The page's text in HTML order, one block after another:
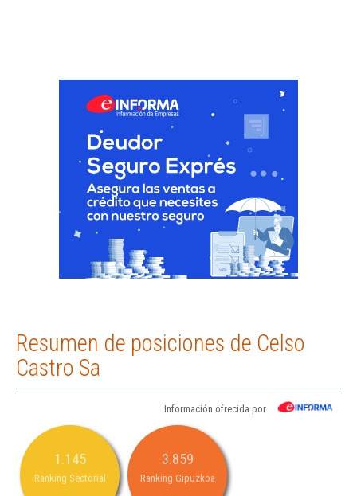
Resumen de posiciones de Celso
Castro Sa
Información ofrecida por
1.145
Ranking Sectorial
3.859
Ranking Gipuzkoa